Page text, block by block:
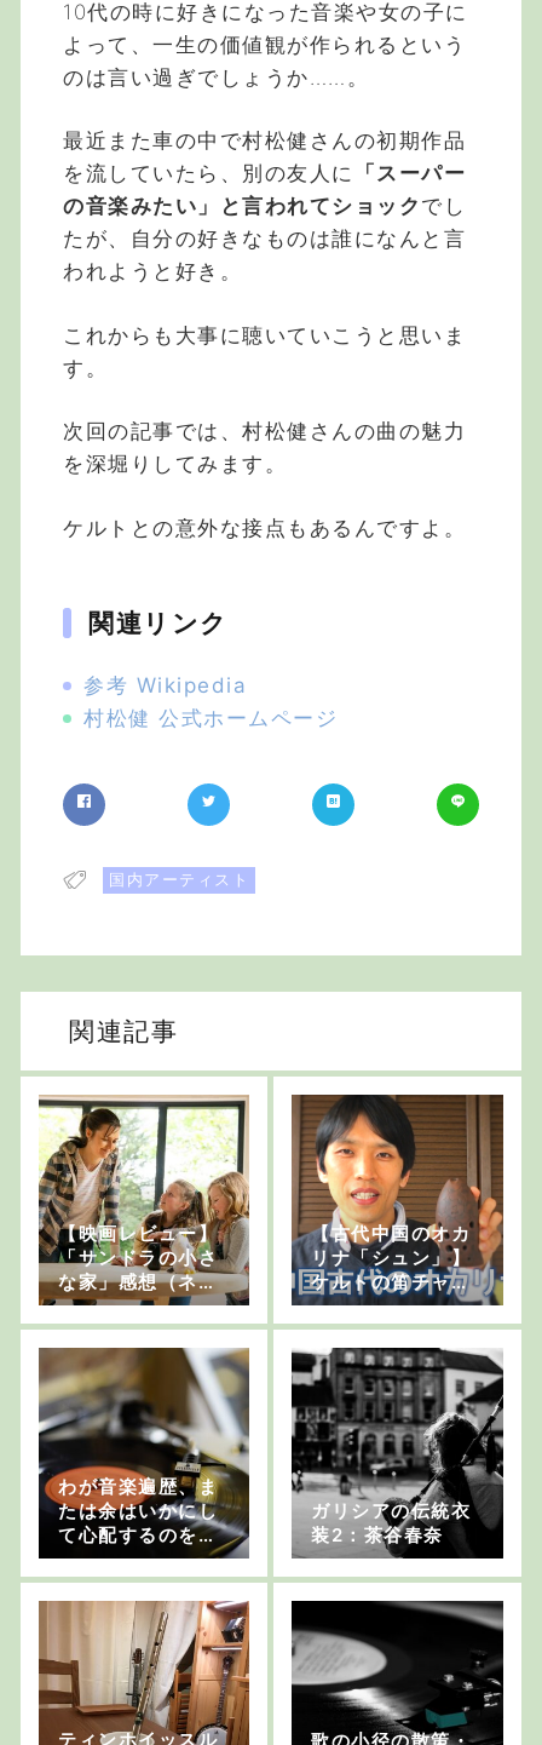
10代の時に好きになった音楽や女の子に
よって、一生の価値観が作られるという
のは言い過ぎでしょうか……。
最近また車の中で村松健さんの初期作品
を流していたら、別の友人に
「スーパー
の音楽みたい」と言われてショック でし
たが、自分の好きなものは誰になんと言
われようと好き。
これからも大事に聴いていこうと思いま
す。
次回の記事では、村松健さんの曲の魅力
を深堀りしてみます。
ケルトとの意外な接点もあるんですよ。
関連リンク
参考 Wikipedia
村松健 公式ホームページ
国内アーティスト
関連記事
【映画レビュー】
「サンドラの小さ
な家」感想（ネタ
バレなし）
【古代中国のオカ
リナ「シュン」】
ケルトの笛チャン
ネルvol.21
わが音楽遍歴、ま
たは余はいかにし
て心配するのをや
めてアイリッシ
ュ・ミュージック
を聴くようになっ
たか・その26：大
島豊
ガリシアの伝統衣
装2：茶谷春奈
ティンホイッスル